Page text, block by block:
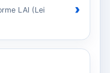
LAI (Lei
›